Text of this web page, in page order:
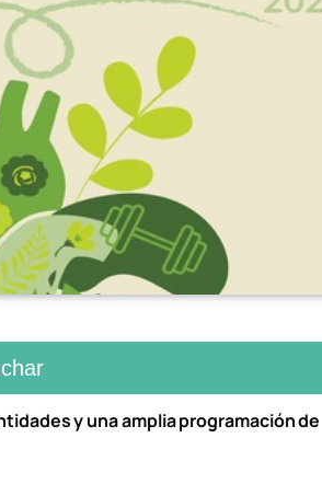
y una amplia programación de